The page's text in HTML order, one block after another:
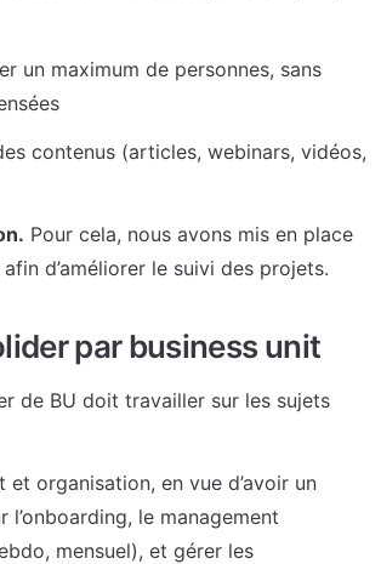
un maximum de personnes, sans
contenus (articles, webinars, vidéos,
Pour cela, nous avons mis en place
d’améliorer le suivi des projets.
par business unit
de BU doit travailler sur les sujets
et organisation, en vue d’avoir un
l’onboarding, le management
mensuel), et gérer les